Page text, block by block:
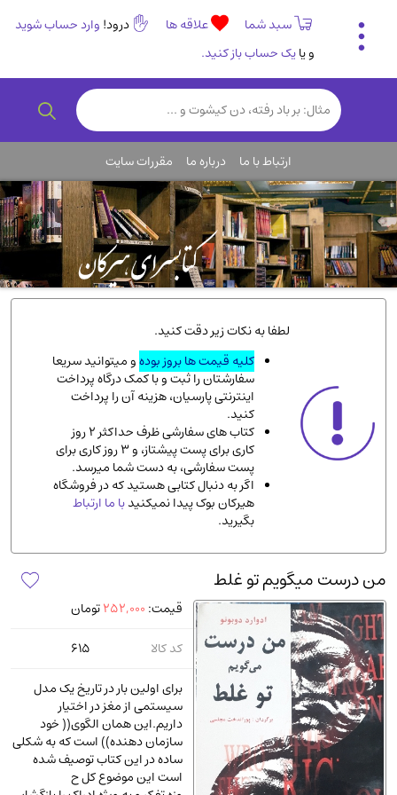
سبد شما علاقه ها درود! وارد حساب شوید
و یایک حساب باز کنید.
تاریخی و فرهنگی
(838)
رمان و داستان ایرانی(307)
روانشناسی(357)
انگلیسی و زبان خارجی(14)
کودکان و نوجوانان(76)
کتب نادر و کمیاب(19)
روانشناسی(112)
طب گیاهی و سنتی(45)
فلسفه و جامعه شناسی(151)
ادبیات و شعر
ادیان و مذاهب
دانشگاهی و آموزشی
اقتصادی، بازاریابی و مالی(56)
پزشکی(140)
کامپیوتر و نرم افزار(13)
ورزشی و تربیت بدنی
(34)
آشپزی و خوراکی(25)
سرگرمی و بازی(7)
سیاسی(116)
رمان و داستان خارجی(489)
حقوقی و قانون(47)
کتاب های مصور رنگی و گلاسه(23)
ارتباط با ما درباره ما مقررات سایت
لطفا به نکات زیر دقت کنید.
کلیه قیمت ها بروز بودهو میتوانید سریعا
سفارشتان را ثبت و با کمک درگاه پرداخت
اینترنتی پارسیان، هزینه آن را پرداخت
کنید.
کتاب های سفارشی ظرف حداکثر 2 روز
کاری برای پست پیشتاز، و 3 روز کاری برای
پست سفارشی، به دست شما میرسد.
اگر به دنبال کتابی هستید که در فروشگاه
هیرکان بوک پیدا نمیکنیدبا ما ارتباط
بگیرید.
من درست میگویم تو غلط ‌
قیمت: 252,000تومان
کد کالا
615
برای اولین بار در تاریخ یک مدل
سیستمی از مغز در اختیار
داریم.این همان الگوی(( خود
سازمان دهنده)) است که به شکلی
ساده در این کتاب توصیف شده
است این موضوع کل ح